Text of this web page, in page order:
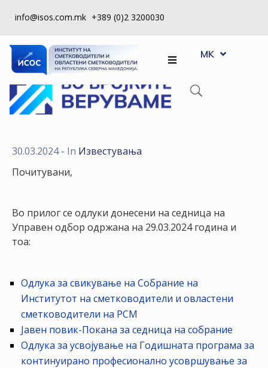
info@isos.com.mk +389 (0)2 3200030
ЗА
НАС
РЕГИСТРИ
КОНТРОЛА
КВАЛИТЕТ
ДА
СТАНАМ
ЧЛЕН
КОНТАКТ
НАЈАВА
ЗА
ЧЛЕНОВИ
MK
SQ
30.03.2024- In Известувања
Почитувани,
Во прилог се одлуки донесени на седница на
Управен одбор одржана на 29.03.2024 година и
тоа:
Одлука за свикување на Собрание на
Институтот на сметководители и овластени
сметководители на РСМ
Јавен повик-Покана за седница на собрание
Одлука за усвојување на Годишната програма за
континуирано професионално усовршување за